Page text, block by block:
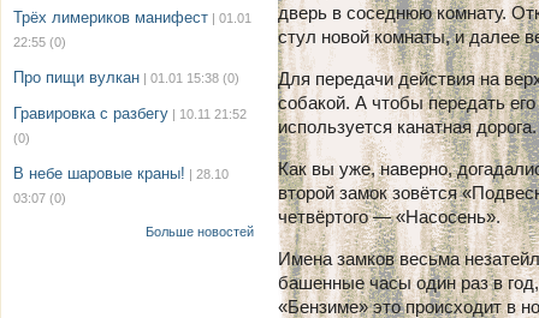
Трёх лимериков манифест | 01.01
22:55 (0)
Про пищи вулкан | 01.01 15:38 (0)
Гравировка с разбегу | 10.11 21:52
(0)
В небе шаровые краны! | 28.10
03:07 (0)
Больше новостей
дверь в соседнюю комнату.
стул новой комнаты, и далее
Для передачи действия на
собакой. А чтобы передать
используется канатная дорога.
Как вы уже, наверно,
второй замок зовётся
четвёртого — «Насосень».
Имена замков весьма
башенные часы один раз в
«Бензиме» это происходит в